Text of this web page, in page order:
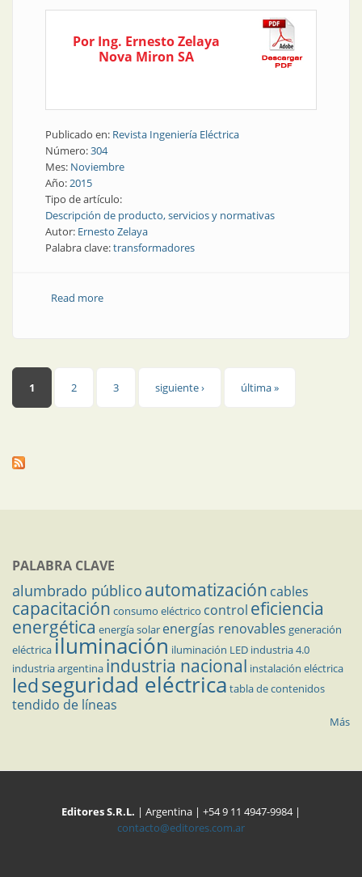
Por Ing. Ernesto Zelaya
Nova Miron SA
Publicado en: Revista Ingeniería Eléctrica
Número:304
Mes: Noviembre
Año:2015
Tipo de artículo:
Descripción de producto, servicios y normativas
Autor: Ernesto Zelaya
Palabra clave:transformadores
Read moreabout Transformadores | Ciclo de vida de
Páginas
1 2 3 siguiente › última »
PALABRA CLAVE
alumbrado público automatización cables
capacitación consumo eléctrico control eficiencia
energética energía solar energías renovables generación
eléctricailuminación iluminación LED industria 4.0
industria argentina industria nacional instalación eléctrica
ledseguridad eléctrica tabla de contenidos
tendido de líneas
Más
Editores S.R.L. | Argentina | +54 9 11 4947-9984 |
contacto@editores.com.ar